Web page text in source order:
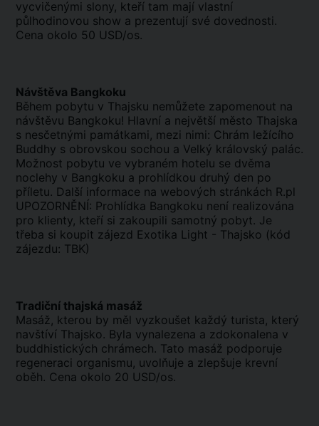
vycvičenými slony, kteří tam mají vlastní
půlhodinovou show a prezentují své dovednosti.
Cena okolo 50 USD/os.
Návštěva Bangkoku
Během pobytu v Thajsku nemůžete zapomenout na
návštěvu Bangkoku! Hlavní a největší město Thajska
s nesčetnými památkami, mezi nimi: Chrám ležícího
Buddhy s obrovskou sochou a Velký královský palác.
Možnost pobytu ve vybraném hotelu se dvěma
noclehy v Bangkoku a prohlídkou druhý den po
příletu. Další informace na webových stránkách R.pl
UPOZORNĚNÍ: Prohlídka Bangkoku není realizována
pro klienty, kteří si zakoupili samotný pobyt. Je
třeba si koupit zájezd Exotika Light - Thajsko (kód
zájezdu: TBK)
Tradiční thajská masáž
Masáž, kterou by měl vyzkoušet každý turista, který
navštíví Thajsko. Byla vynalezena a zdokonalena v
buddhistických chrámech. Tato masáž podporuje
regeneraci organismu, uvolňuje a zlepšuje krevní
oběh. Cena okolo 20 USD/os.